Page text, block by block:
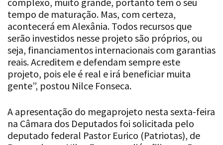
acontecerá em Alexânia. Todos recursos que
serão investidos nesse projeto são próprios, ou
seja, financiamentos internacionais com garantias
reais. Acreditem e defendam sempre este
projeto, pois ele é real e irá beneficiar muita
gente”, postou Nilce Fonseca.
A apresentação do megaprojeto nesta sexta-feira
na Câmara dos Deputados foi solicitada pelo
deputado federal Pastor Eurico (Patriotas), de
Pernambuco. Nilce Fonseca, aliás, filiou no Pros